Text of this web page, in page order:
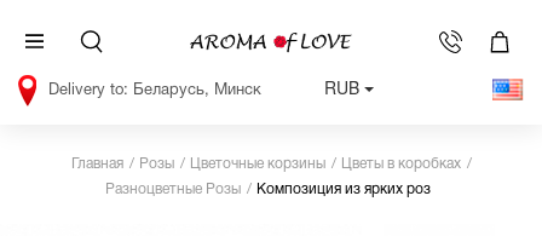
Беларусь, Минск RUB
Главная Розы Цветочные корзины
Цветы в коробках
Разноцветные Розы
Композиция из ярких роз